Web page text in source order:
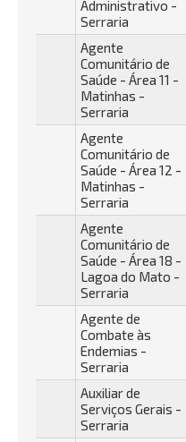
Administrativo -
Serraria
Agente
Comunitário de
Saúde - Área 11 -
Matinhas -
Serraria
Agente
Comunitário de
Saúde - Área 12 -
Matinhas -
Serraria
Agente
Comunitário de
Saúde - Área 18 -
Lagoa do Mato -
Serraria
Agente de
Combate às
Endemias -
Serraria
Auxiliar de
Serviços Gerais -
Serraria